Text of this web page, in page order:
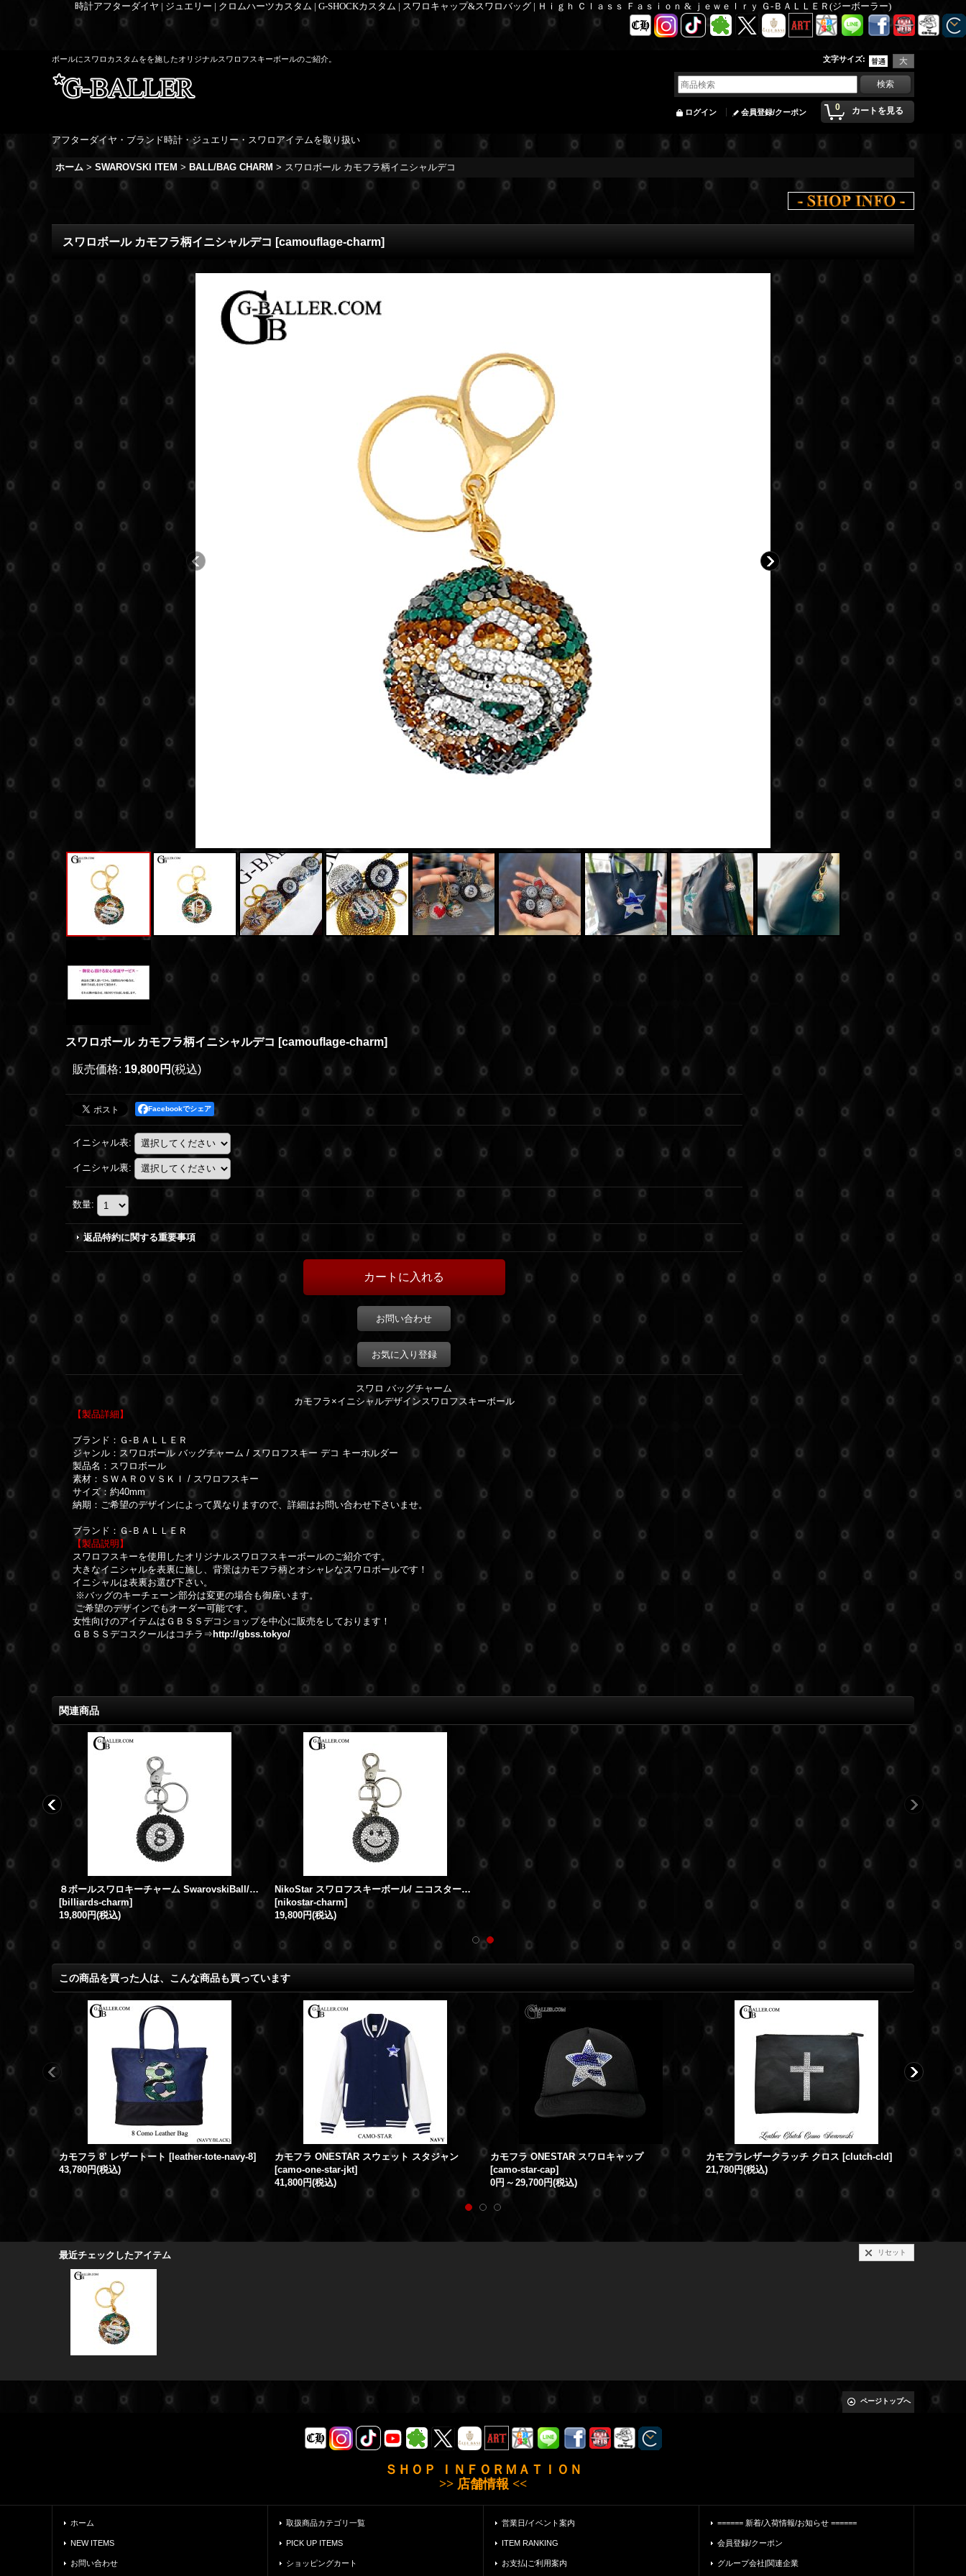
時計アフターダイヤ | ジュエリー | クロムハーツカスタム | G-SHOCKカスタム | スワロキャップ&スワロバッグ | Ｈｉｇｈ Ｃｌａｓｓ Ｆａｓｉｏｎ & ｊｅｗｅｌｒｙ Ｇ-ＢＡＬＬＥＲ(ジーボーラー)
ボールにスワロカスタムをを施したオリジナルスワロフスキーボールのご紹介。 文字サイズ:
0 カートを見る
ログイン 会員登録/クーポン
アフターダイヤ・ブランド時計・ジュエリー・スワロアイテムを取り扱い
ホーム > SWAROVSKI ITEM > BALL/BAG CHARM > スワロボール カモフラ柄イニシャルデコ
スワロボール カモフラ柄イニシャルデコ [camouflage-charm]
スワロボール カモフラ柄イニシャルデコ [camouflage-charm]
販売価格: 19,800円 (税込)
Facebookでシェア
イニシャル表:
イニシャル裏:
数量:
返品特約に関する重要事項
お問い合わせ
お気に入り登録
スワロ バッグチャーム
カモフラ×イニシャルデザインスワロフスキーボール
【製品詳細】
ブランド：Ｇ-ＢＡＬＬＥＲ
ジャンル：スワロボール バッグチャーム / スワロフスキー デコ キーホルダー
製品名：スワロボール
素材：ＳＷＡＲＯＶＳＫＩ / スワロフスキー
サイズ：約40mm
納期：ご希望のデザインによって異なりますので、詳細はお問い合わせ下さいませ。
ブランド：Ｇ-ＢＡＬＬＥＲ
【製品説明】
スワロフスキーを使用したオリジナルスワロフスキーボールのご紹介です。
大きなイニシャルを表裏に施し、背景はカモフラ柄とオシャレなスワロボールです！
イニシャルは表裏お選び下さい。
※バッグのキーチェーン部分は変更の場合も御座います。
ご希望のデザインでもオーダー可能です。
女性向けのアイテムはＧＢＳＳデコショップを中心に販売をしております！
ＧＢＳＳデコスクールはコチラ⇒ http://gbss.tokyo/
関連商品
８ボールスワロキーチャーム SwarovskiBall/キーホルダー
[billiards-charm]
19,800円(税込)
NikoStar スワロフスキーボール/ ニコスター キーホルダー
[nikostar-charm]
19,800円(税込)
この商品を買った人は、こんな商品も買っています
カモフラ 8’ レザートート [leather-tote-navy-8]
43,780円(税込)
カモフラ ONESTAR スウェット スタジャン
[camo-one-star-jkt]
41,800円(税込)
カモフラ ONESTAR スワロキャップ
[camo-star-cap]
0円 ～ 29,700円(税込)
カモフラレザークラッチ クロス [clutch-cld]
21,780円(税込)
カモフラ
最近チェックしたアイテム リセット
ページトップへ
ＳＨＯＰ ＩＮＦＯＲＭＡＴＩＯＮ
>> 店舗情報 <<
ホーム
NEW ITEMS
お問い合わせ
取扱商品カテゴリ一覧
PICK UP ITEMS
ショッピングカート
営業日/イベント案内
ITEM RANKING
お支払|ご利用案内
====== 新着/入荷情報/お知らせ ======
会員登録/クーポン
グループ会社|関連企業